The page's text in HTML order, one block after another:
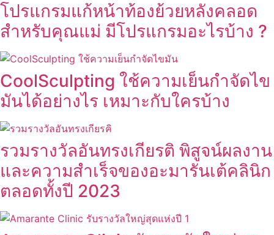
โปรแกรมแก้หน้าท้องย้วยหลังคลอด
สำหรับคุณแม่ มีโปรแกรมอะไรบ้าง ?
CoolSculpting ใช้ความเย็นกำจัดไข
มันได้อย่างไร เหมาะกับใครบ้าง
รวมรางวัลอันทรงเกียรติ พิสูจน์ผลงาน
และความสำเร็จของอะมารันเต้คลินิก
ตลอดทั้งปี 2023